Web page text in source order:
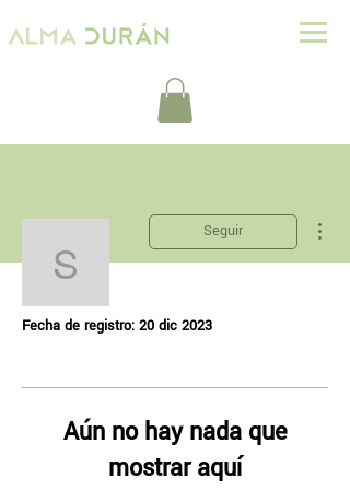
siia26
Seguir
siia26
Fecha de registro: 20 dic 2023
Aún no hay nada que
mostrar aquí